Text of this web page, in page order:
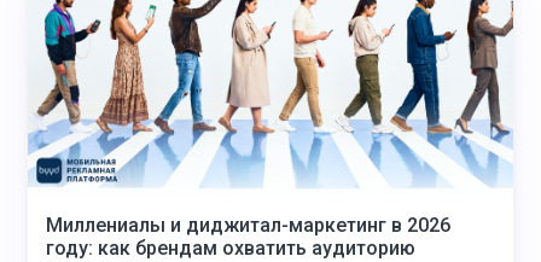
Миллениалы и диджитал-маркетинг в 2026
году: как брендам охватить аудиторию